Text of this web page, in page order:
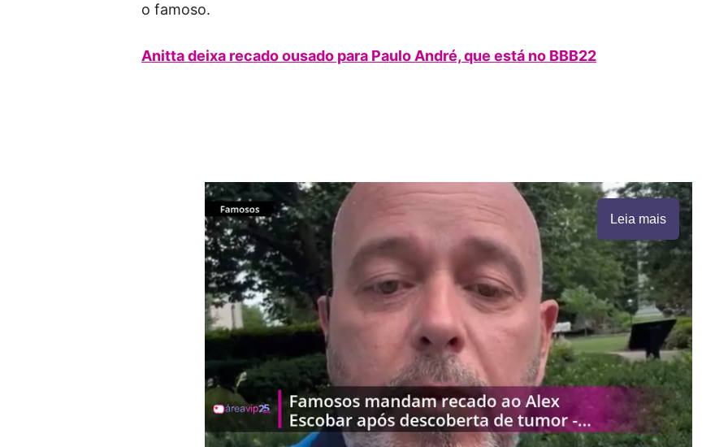
o famoso.
Anitta deixa recado ousado para Paulo André, que está no BBB22
Leia mais